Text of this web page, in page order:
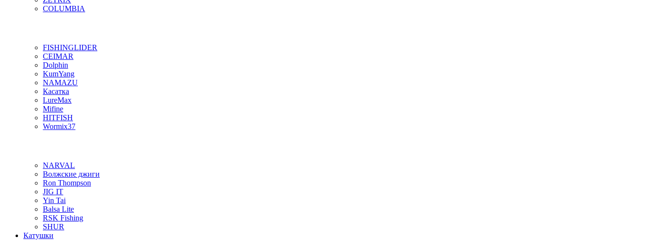
COLUMBIA
FISHINGLIDER
CEIMAR
Dolphin
KumYang
NAMAZU
Касатка
LureMax
Mifine
HITFISH
Wormix37
NARVAL
Волжские джиги
Ron Thompson
JIG IT
Yin Tai
Balsa Lite
RSK Fishing
SHUR
Катушки